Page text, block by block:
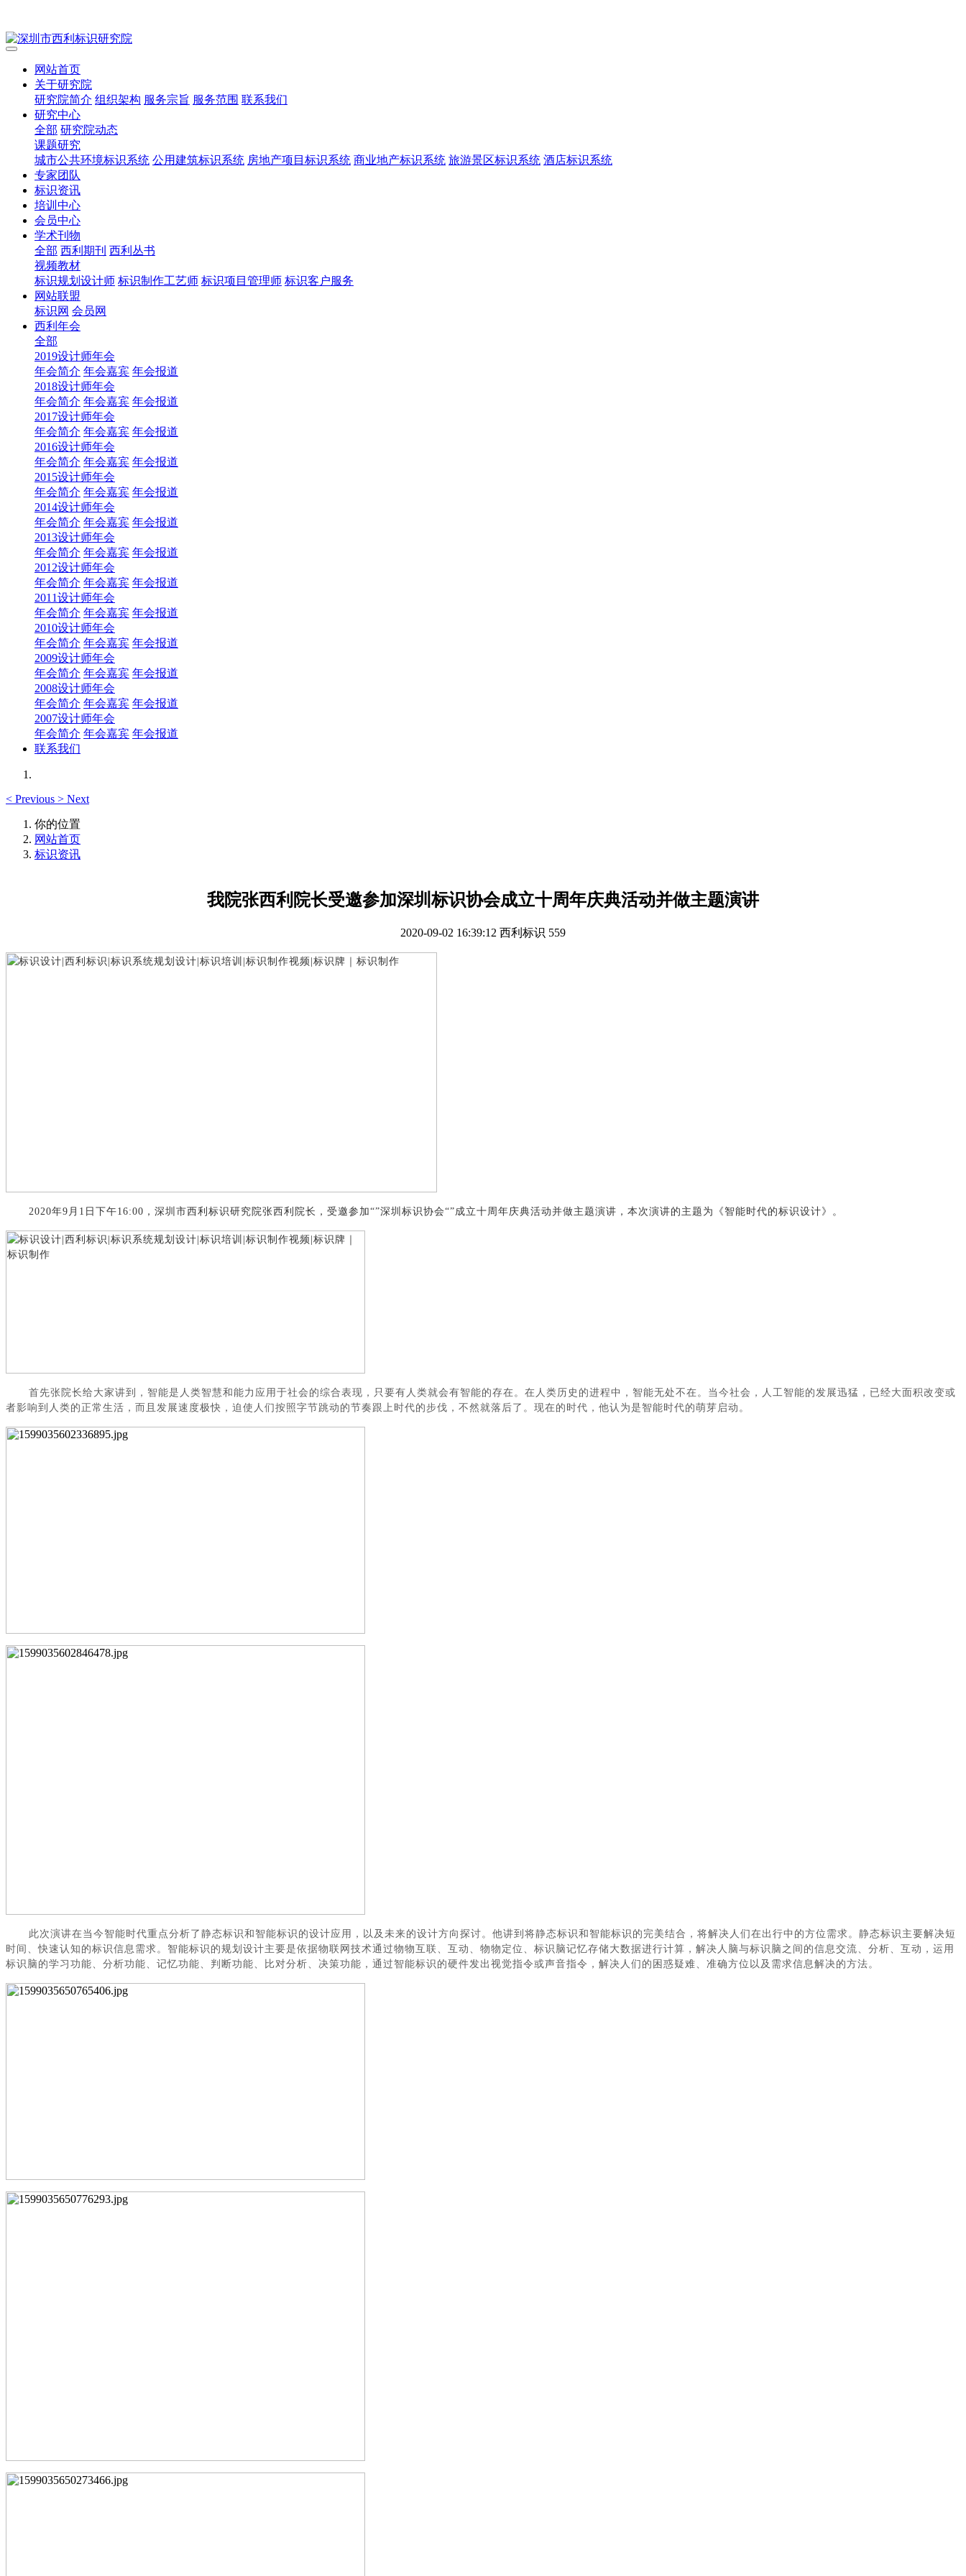
网站首页
关于研究院
研究院简介 组织架构 服务宗旨 服务范围 联系我们
研究中心
全部 研究院动态
课题研究
城市公共环境标识系统 公用建筑标识系统 房地产项目标识系统 商业地产标识系统 旅游景区标识系统 酒店标识系统
专家团队
标识资讯
培训中心
会员中心
学术刊物
全部 西利期刊 西利丛书
视频教材
标识规划设计师 标识制作工艺师 标识项目管理师 标识客户服务
网站联盟
标识网 会员网
西利年会
全部
2019设计师年会
年会简介 年会嘉宾 年会报道
2018设计师年会
年会简介 年会嘉宾 年会报道
2017设计师年会
年会简介 年会嘉宾 年会报道
2016设计师年会
年会简介 年会嘉宾 年会报道
2015设计师年会
年会简介 年会嘉宾 年会报道
2014设计师年会
年会简介 年会嘉宾 年会报道
2013设计师年会
年会简介 年会嘉宾 年会报道
2012设计师年会
年会简介 年会嘉宾 年会报道
2011设计师年会
年会简介 年会嘉宾 年会报道
2010设计师年会
年会简介 年会嘉宾 年会报道
2009设计师年会
年会简介 年会嘉宾 年会报道
2008设计师年会
年会简介 年会嘉宾 年会报道
2007设计师年会
年会简介 年会嘉宾 年会报道
联系我们
< Previous > Next
你的位置
网站首页
标识资讯
我院张西利院长受邀参加深圳标识协会成立十周年庆典活动并做主题演讲
2020-09-02 16:39:12 西利标识 559
2020年9月1日下午16:00，深圳市西利标识研究院张西利院长，受邀参加“”深圳标识协会“”成立十周年庆典活动并做主题演讲，本次演讲的主题为《智能时代的标识设计》。
首先张院长给大家讲到， 智能是人类智慧和能力应用于社会的综合表现，只要有人类就会有智能的存在。在人类历史的进程中，智能无处不在。当今社会，人工智能的发展迅猛，已经大面积改变或
者影响到人类的正常生活，而且发展速度极快，迫使人们按照字节跳动的节奏跟上时代的步伐，不然就落后了。现在的时代，他认为是智能时代的萌芽启动。
此次演讲在当今智能时代重点分析了静态标识和智能标识的设计应用，以及未来的设计方向探讨。他讲到将静态标识和智能标识的完美结合，将解决人们在出行中的方位需求。静态标识主要解决短
时间、快速认知的标识信息需求。智能标识的规划设计主要是依据物联网技术通过物物互联、互动、物物定位、标识脑记忆存储大数据进行计算，解决人脑与标识脑之间的信息交流、分析、互动，运用
标识脑的学习功能、分析功能、记忆功能、判断功能、比对分析、决策功能，通过智能标识的硬件发出视觉指令或声音指令，解决人们的困惑疑难、准确方位以及需求信息解决的方法。